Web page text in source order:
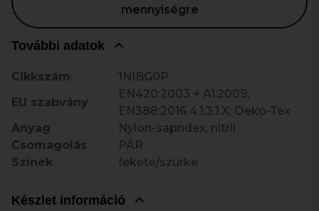
mennyiségre
További adatok
Cikkszám
1NIBG0P
EU szabvány
EN420:2003 + A1:2009;
EN388:2016 4.1.3.1.X; Oeko-Tex
Anyag
Nylon-sapndex, nitril
Csomagolás
PÁR
Színek
fekete/szürke
Készlet információ